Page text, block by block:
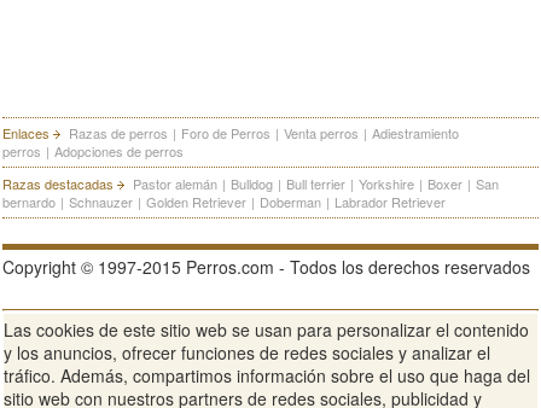
Enlaces Razas de perros | Foro de Perros | Venta perros | Adiestramiento
perros | Adopciones de perros
Razas destacadas
Pastor alemán | Bulldog | Bull terrier | Yorkshire | Boxer | San
bernardo | Schnauzer | Golden Retriever | Doberman | Labrador Retriever
Copyright © 1997-2015 Perros.com - Todos los derechos reservados
Publicidad en Perros.com | Contacte | Aviso Legal Política de
privacidad | Condiciones de uso
Ver sitio web completo
Las cookies de este sitio web se usan para personalizar el contenido
y los anuncios, ofrecer funciones de redes sociales y analizar el
tráfico. Además, compartimos información sobre el uso que haga del
sitio web con nuestros partners de redes sociales, publicidad y